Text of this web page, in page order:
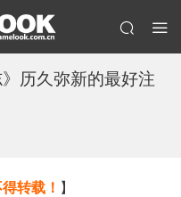
历久弥新的最好注
转载！ 】